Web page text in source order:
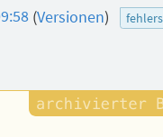
(Versionen)